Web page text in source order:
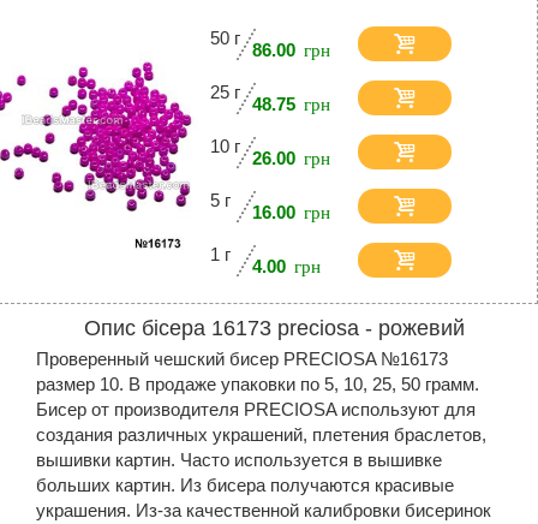
50 г
86.00
25 г
48.75
10 г
26.00
5 г
16.00
1 г
4.00
Опис бісера 16173 preciosa - рожевий
Проверенный чешский бисер PRECIOSA №16173
размер 10. В продаже упаковки по 5, 10, 25, 50 грамм.
Бисер от производителя PRECIOSA используют для
создания различных украшений, плетения браслетов,
вышивки картин. Часто используется в вышивке
больших картин. Из бисера получаются красивые
украшения. Из-за качественной калибровки бисеринок